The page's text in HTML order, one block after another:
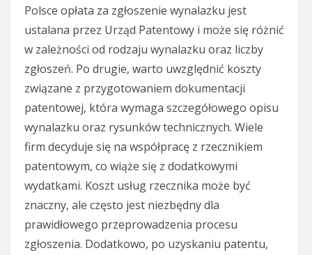
Polsce opłata za zgłoszenie wynalazku jest
ustalana przez Urząd Patentowy i może się różnić
w zależności od rodzaju wynalazku oraz liczby
zgłoszeń. Po drugie, warto uwzględnić koszty
związane z przygotowaniem dokumentacji
patentowej, która wymaga szczegółowego opisu
wynalazku oraz rysunków technicznych. Wiele
firm decyduje się na współpracę z rzecznikiem
patentowym, co wiąże się z dodatkowymi
wydatkami. Koszt usług rzecznika może być
znaczny, ale często jest niezbędny dla
prawidłowego przeprowadzenia procesu
zgłoszenia. Dodatkowo, po uzyskaniu patentu,